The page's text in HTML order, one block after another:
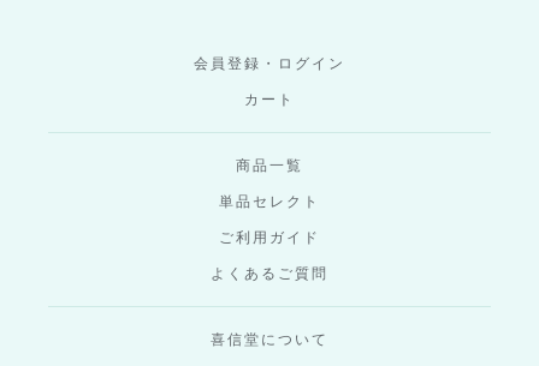
会員登録・ログイン
カート
商品一覧
単品セレクト
ご利用ガイド
よくあるご質問
喜信堂について